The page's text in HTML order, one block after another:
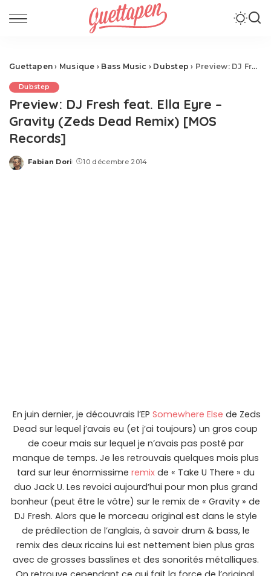
Guettapen › Musique › Bass Music › Dubstep › Preview: DJ Fresh feat. Ella Eyre – Gravity (Zeds Dead Remix) [MOS Records]
Dubstep
Preview: DJ Fresh feat. Ella Eyre –
Gravity (Zeds Dead Remix) [MOS
Records]
Posted
Fabian Dori 10 décembre 2014
En juin dernier, je découvrais l’EP Somewhere Else de Zeds
Dead sur lequel j’avais eu (et j’ai toujours) un gros coup
de coeur mais sur lequel je n’avais pas posté par
manque de temps. Je les retrouvais quelques mois plus
tard sur leur énormissime remixde « Take U There » du
duo Jack U. Les revoici aujourd’hui pour mon plus grand
bonheur (peut être le vôtre) sur le remix de « Gravity » de
DJ Fresh. Alors que le morceau original est dans le style
de prédilection de l’anglais, à savoir drum & bass, le
remix des deux ricains lui est nettement bien plus gras
avec de grosses basslines et des sonorités métalliques.